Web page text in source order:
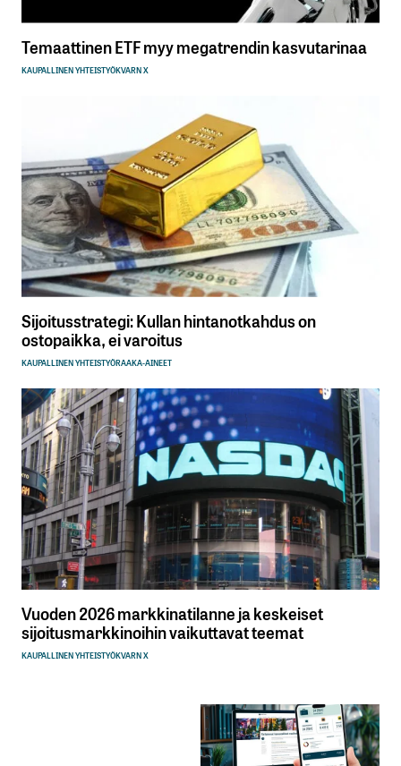
Temaattinen ETF myy megatrendin kasvutarinaa
KAUPALLINEN YHTEISTYÖKVARN X
Sijoitusstrategi: Kullan hintanotkahdus on
ostopaikka, ei varoitus
KAUPALLINEN YHTEISTYÖRAAKA-AINEET
Vuoden 2026 markkinatilanne ja keskeiset
sijoitusmarkkinoihin vaikuttavat teemat
KAUPALLINEN YHTEISTYÖKVARN X